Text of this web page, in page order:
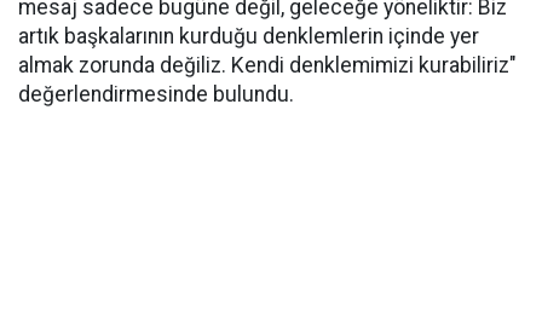
mesaj sadece bugüne değil, geleceğe yöneliktir: Biz
artık başkalarının kurduğu denklemlerin içinde yer
almak zorunda değiliz. Kendi denklemimizi kurabiliriz"
değerlendirmesinde bulundu.